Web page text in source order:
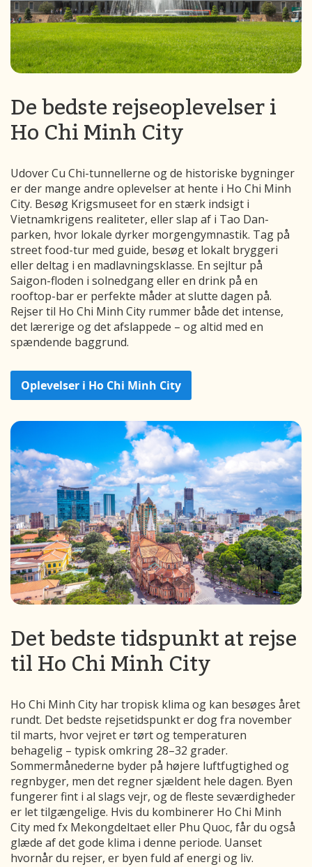
De bedste rejseoplevelser i
Ho Chi Minh City
Udover Cu Chi-tunnellerne og de historiske bygninger
er der mange andre oplevelser at hente i Ho Chi Minh
City. Besøg Krigsmuseet for en stærk indsigt i
Vietnamkrigens realiteter, eller slap af i Tao Dan-
parken, hvor lokale dyrker morgengymnastik. Tag på
street food-tur med guide, besøg et lokalt bryggeri
eller deltag i en madlavningsklasse. En sejltur på
Saigon-floden i solnedgang eller en drink på en
rooftop-bar er perfekte måder at slutte dagen på.
Rejser til Ho Chi Minh City rummer både det intense,
det lærerige og det afslappede – og altid med en
spændende baggrund.
Oplevelser i Ho Chi Minh City
Det bedste tidspunkt at rejse
til Ho Chi Minh City
Ho Chi Minh City har tropisk klima og kan besøges året
rundt. Det bedste rejsetidspunkt er dog fra november
til marts, hvor vejret er tørt og temperaturen
behagelig – typisk omkring 28–32 grader.
Sommermånederne byder på højere luftfugtighed og
regnbyger, men det regner sjældent hele dagen. Byen
fungerer fint i al slags vejr, og de fleste seværdigheder
er let tilgængelige. Hvis du kombinerer Ho Chi Minh
City med fx Mekongdeltaet eller Phu Quoc, får du også
glæde af det gode klima i denne periode. Uanset
hvornår du rejser, er byen fuld af energi og liv.